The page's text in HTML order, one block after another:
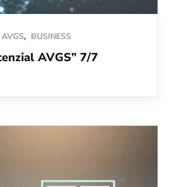
AVGS, BUSINESS
AVGS” 7/7